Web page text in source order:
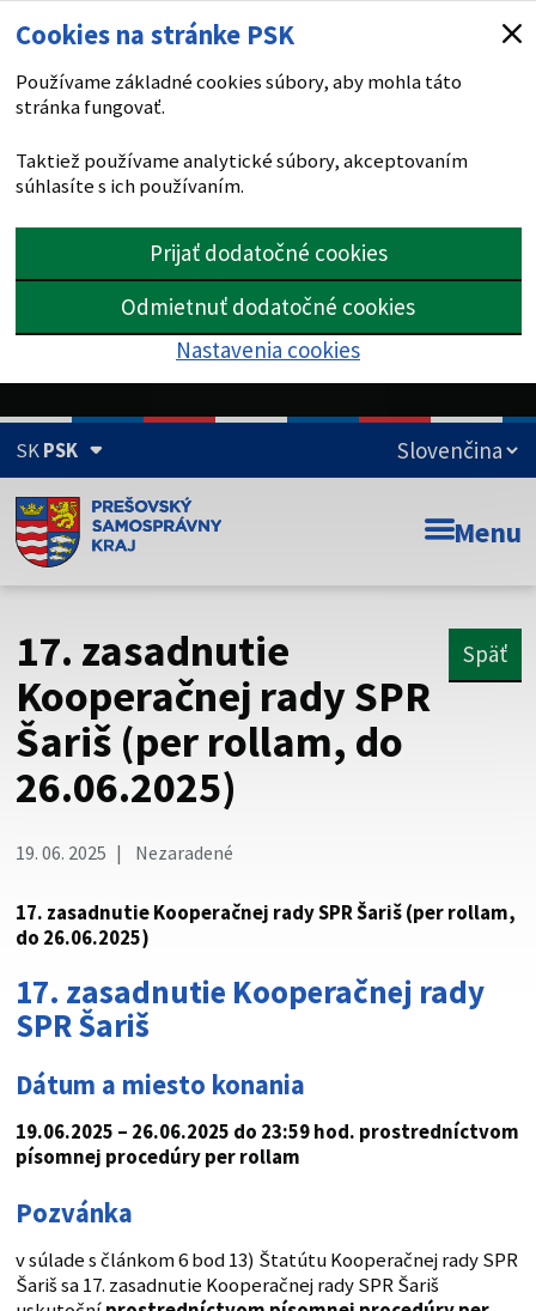
Cookies na stránke PSK
Používame základné cookies súbory, aby mohla táto
stránka fungovať.
Taktiež používame analytické súbory, akceptovaním
súhlasíte s ich používaním.
Prijať dodatočné cookies
Odmietnuť dodatočné cookies
Nastavenia cookies
SKPSK
Doména psk.sk je oficiálna
Toto je oficiálna webová stránka Prešovského
Táto stránka je zabezpečená
Buďte pozorní a vždy sa uistite, že zdieľate informácie iba
cez zabezpečenú webovú stránku. Zabezpečená stránka
vždy začína https:// pred názvom domény webového sídla.
Menu
17. zasadnutie
Kooperačnej rady SPR
Šariš (per rollam, do
26.06.2025)
Späť
19. 06. 2025 Nezaradené
17. zasadnutie Kooperačnej rady SPR Šariš (per rollam,
do 26.06.2025)
17. zasadnutie Kooperačnej rady
SPR Šariš
Dátum a miesto konania
19.06.2025 – 26.06.2025 do 23:59 hod. prostredníctvom
písomnej procedúry per rollam
Pozvánka
v súlade s článkom 6 bod 13) Štatútu Kooperačnej rady SPR
Šariš sa 17. zasadnutie Kooperačnej rady SPR Šariš